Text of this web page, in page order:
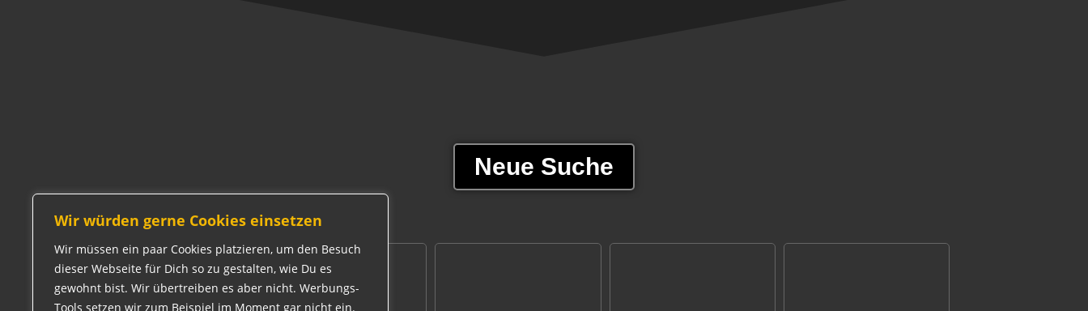
Wir würden gerne Cookies einsetzen
Wir müssen ein paar Cookies platzieren, um den Besuch
dieser Webseite für Dich so zu gestalten, wie Du es
gewohnt bist. Wir übertreiben es aber nicht. Werbungs-
Tools setzen wir zum Beispiel im Moment gar nicht ein.
Neue Suche